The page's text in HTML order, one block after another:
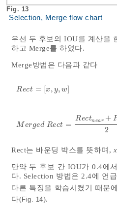
Fig. 13
Selection, Merge flow chart
우선 두 후보의 IOU를 계산을
하고 Merge를 하였다.
Merge방법은 다음과 같다
Rect = [x, y, w]
R ec t=x,y,w
M erged Rect =
Rectnear +
2
Mer ged Re ct=Rectnear
Rect는 바운딩 박스를 뜻하며, x
만약 두 후보 간 IOU가 0.4에
다. Selection 방법은 2.4에 언
다른 특징을 학습시켰기 때문
다(Fig. 14).